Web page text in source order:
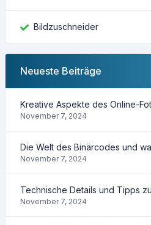
Bildzuschneider
Neueste Beiträge
Kreative Aspekte des Online-
November 7, 2024
Die Welt des Binärcodes und
November 7, 2024
Technische Details und Tipps
November 7, 2024